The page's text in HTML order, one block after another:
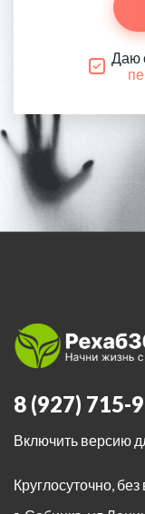
Даю
8 (927) 715-
Включить версию
Круглосуточно,